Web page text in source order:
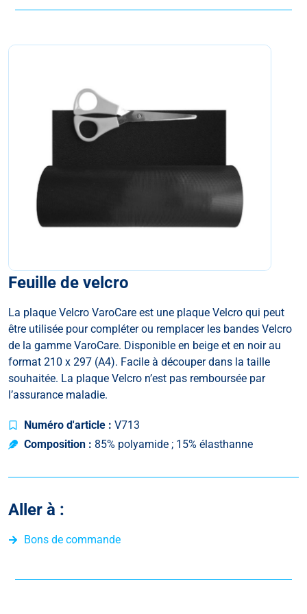
Feuille de velcro
La plaque Velcro VaroCare est une plaque Velcro qui peut
être utilisée pour compléter ou remplacer les bandes Velcro
de la gamme VaroCare. Disponible en beige et en noir au
format 210 x 297 (A4). Facile à découper dans la taille
souhaitée. La plaque Velcro n’est pas remboursée par
l’assurance maladie.
Numéro d'article : V713
Composition : 85% polyamide ; 15% élasthanne
Aller à :
Bons de commande